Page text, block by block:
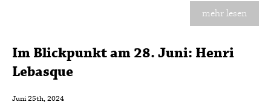
mehr lesen
Im Blickpunkt am 28. Juni: Henri
Lebasque
Juni 25th, 2024